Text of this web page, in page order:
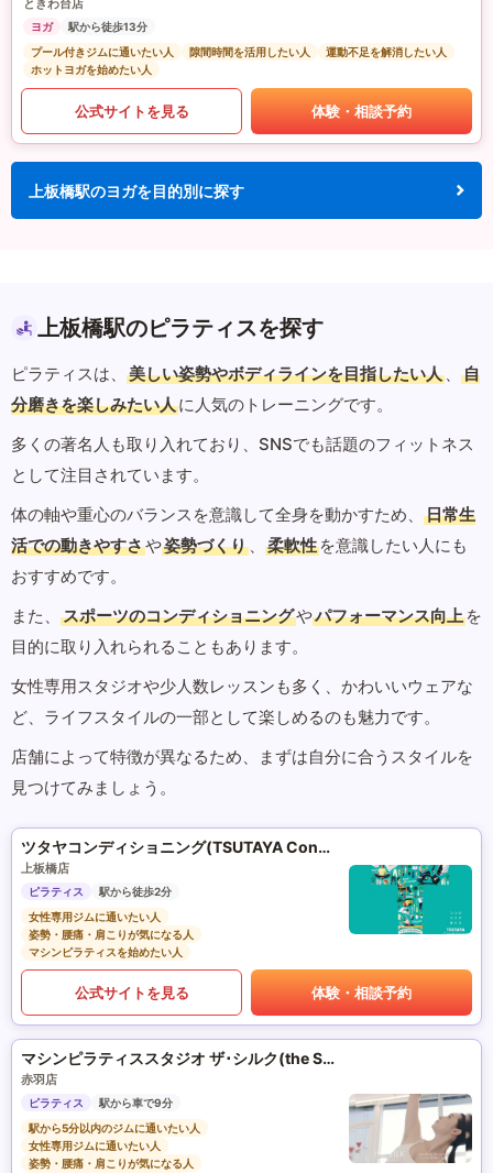
ときわ台店
ヨガ
駅から徒歩13分
プール付きジムに通いたい人
隙間時間を活用したい人
運動不足を解消したい人
ホットヨガを始めたい人
公式サイトを見る 体験・相談予約
上板橋駅のヨガを目的別に探す
上板橋駅のピラティスを探す
ピラティスは、 美しい姿勢やボディラインを目指したい人 、
自
分磨きを楽しみたい人に人気のトレーニングです。
多くの著名人も取り入れており、SNSでも話題のフィットネス
として注目されています。
体の軸や重心のバランスを意識して全身を動かすため、
日常生
活での動きやすさや姿勢づくり 、 柔軟性 を意識したい人にも
おすすめです。
また、
スポーツのコンディショニングやパフォーマンス向上 を
目的に取り入れられることもあります。
女性専用スタジオや少人数レッスンも多く、かわいいウェアな
ど、ライフスタイルの一部として楽しめるのも魅力です。
店舗によって特徴が異なるため、まずは自分に合うスタイルを
見つけてみましょう。
ツタヤコンディショニング(TSUTAYA Conditioning)PILATES
上板橋店
ピラティス
駅から徒歩2分
女性専用ジムに通いたい人
姿勢・腰痛・肩こりが気になる人
マシンピラティスを始めたい人
公式サイトを見る 体験・相談予約
マシンピラティススタジオ ザ･シルク(the SILK)
赤羽店
ピラティス
駅から車で9分
駅から5分以内のジムに通いたい人
女性専用ジムに通いたい人
姿勢・腰痛・肩こりが気になる人